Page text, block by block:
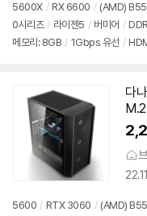
5600X / RX 6600 / (AMD)
0시리즈 / 라이젠5 / 버미어 /
메모리: 8GB / 1Gbps 유선 /
다
5600 / RTX 3060 / (AMD)